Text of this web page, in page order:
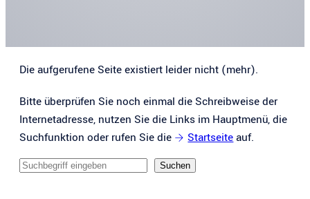
Die aufgerufene Seite existiert leider nicht (mehr).
Bitte überprüfen Sie noch einmal die Schreibweise der
Internetadresse, nutzen Sie die Links im Hauptmenü, die
Suchfunktion oder rufen Sie die
Startseiteauf.
Sucheingabe
Suchen